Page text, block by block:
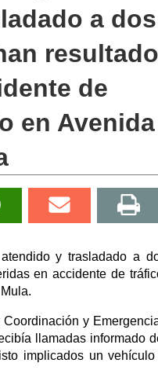
a dos
resultado
de
en Avenida
y trasladado a
en accidente de
y
llamadas informado
implicados un